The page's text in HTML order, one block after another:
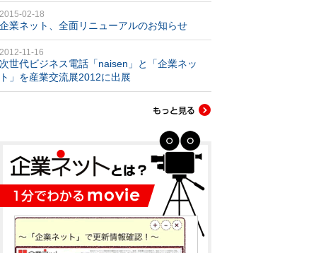
2015-02-18
企業ネット、全面リニューアルのお知らせ
2012-11-16
次世代ビジネス電話「naisen」と「企業ネッ
ト」を産業交流展2012に出展